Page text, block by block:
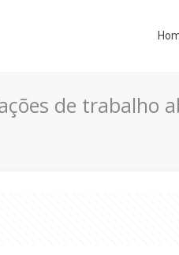
de trabalho